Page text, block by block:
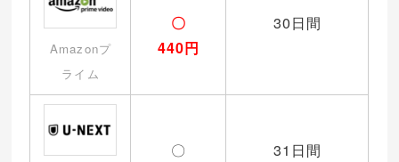
Amazonプ
ライム
〇
440円
30日間
〇
31日間